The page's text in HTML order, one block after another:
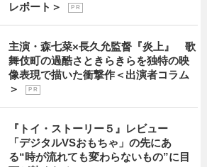
レポート＞
P R
主演・森七菜×長久允監督『炎上』 歌
舞伎町の過酷さときらきらを独特の映
像表現で描いた衝撃作＜出演者コラム
＞
P R
『トイ・ストーリー５』レビュー
「デジタルVSおもちゃ」の先にあ
る“時が流れても変わらないもの”に目